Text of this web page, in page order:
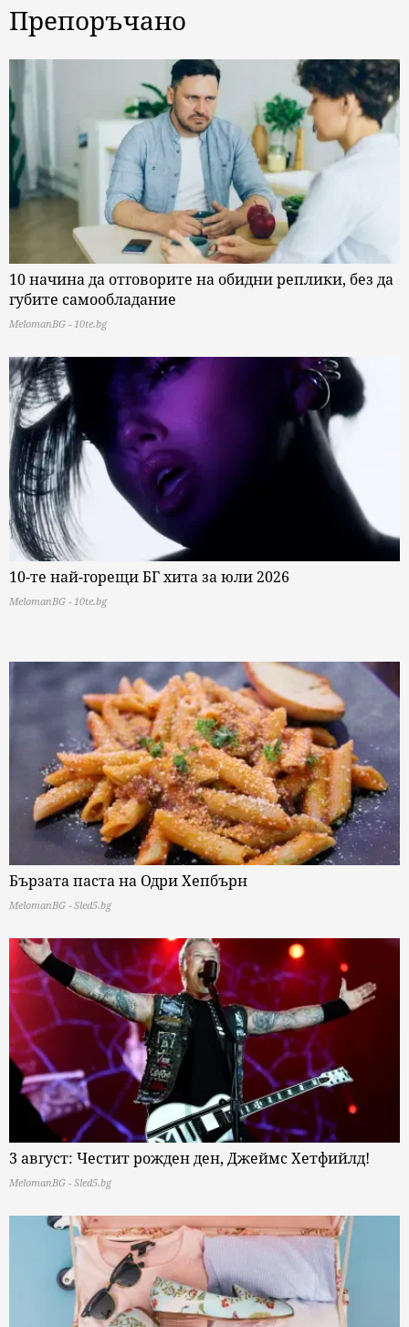
Препоръчано
10 начина да отговорите на обидни реплики, без да
губите самообладание
MelomanBG - 10te.bg
10-те най-горещи БГ хита за юли 2026
MelomanBG - 10te.bg
Бързата паста на Одри Хепбърн
MelomanBG - Sled5.bg
3 август: Честит рожден ден, Джеймс Хетфийлд!
MelomanBG - Sled5.bg